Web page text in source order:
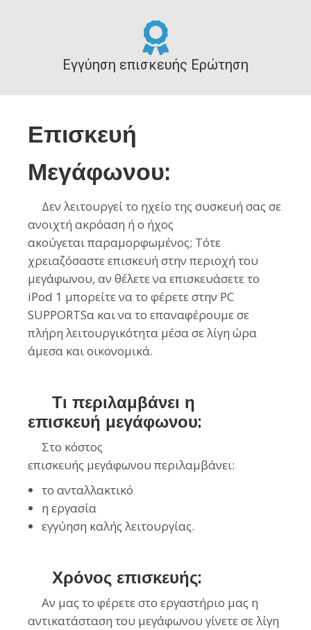
Εγγύηση επισκευής Ερώτηση
Επισκευή
Μεγάφωνου:
Δεν λειτουργεί το ηχείο της συσκευή σας σε
ανοιχτή ακρόαση ή ο ήχος
ακούγεταιπαραμορφωμένος; Τότε
χρειαζόσαστε επισκευή στην περιοχή του
μεγάφωνου, αν θέλετε να επισκευάσετε το
iPod 1 μπορείτε να το φέρετε στην PC
SUPPORTSα και να το επαναφέρουμε σε
πλήρη λειτουργικότητα μέσα σε λίγη ώρα
άμεσα και οικονομικά.
Τι περιλαμβάνει η
επισκευή μεγάφωνου:
Στο κόστος
επισκευής μεγάφωνου περιλαμβάνει:
το ανταλλακτικό
η εργασία
εγγύηση καλής λειτουργίας.
Χρόνος επισκευής:
Αν μας το φέρετε στο εργαστήριο μας η
αντικατάσταση του μεγάφωνου γίνετε σε λίγη